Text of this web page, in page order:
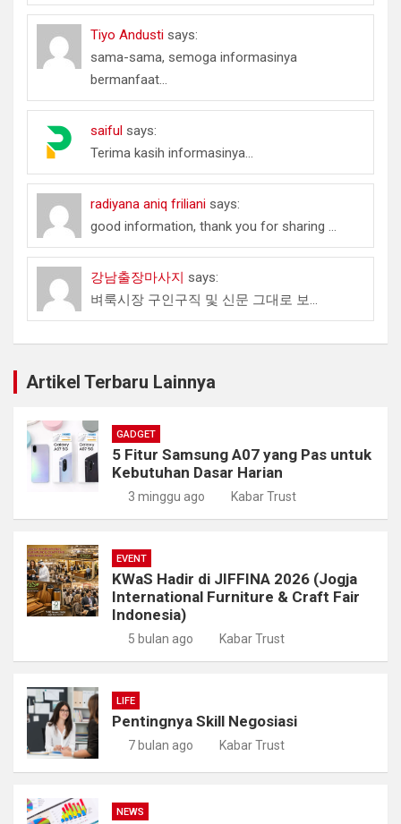
Tiyo Andusti says:
sama-sama, semoga informasinya
bermanfaat...
saiful says:
Terima kasih informasinya...
radiyana aniq friliani says:
good information, thank you for sharing ...
강남출장마사지 says:
벼룩시장 구인구직 및 신문 그대로 보...
Artikel Terbaru Lainnya
GADGET
5 Fitur Samsung A07 yang Pas untuk
Kebutuhan Dasar Harian
3 minggu ago Kabar Trust
EVENT
KWaS Hadir di JIFFINA 2026 (Jogja
International Furniture & Craft Fair
Indonesia)
5 bulan ago Kabar Trust
LIFE
Pentingnya Skill Negosiasi
7 bulan ago Kabar Trust
NEWS